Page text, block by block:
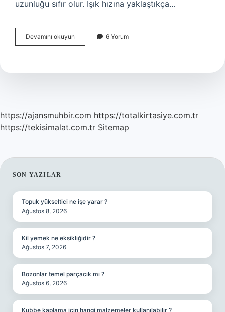
uzunluğu sıfır olur. Işık hızına yaklaştıkça…
Devamını okuyun
Hızına
Genişler
6 Yorum
https://ajansmuhbir.com https://totalkirtasiye.com.tr
https://tekisimalat.com.tr Sitemap
SIDEBAR
SON YAZILAR
Topuk yükseltici ne işe yarar ?
Ağustos 8, 2026
Kil yemek ne eksikliğidir ?
Ağustos 7, 2026
Bozonlar temel parçacık mı ?
Ağustos 6, 2026
Kubbe kaplama için hangi malzemeler kullanılabilir ?